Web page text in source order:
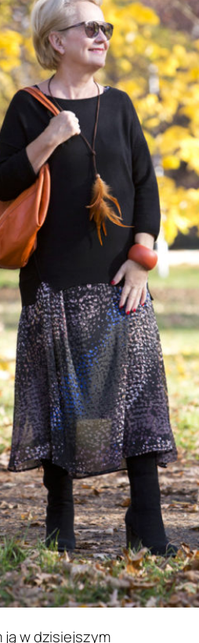
ją w dzisiejszym